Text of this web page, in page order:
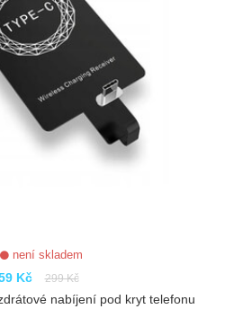
není skladem
Kč 299 Kč
nabíjení pod kryt telefonu